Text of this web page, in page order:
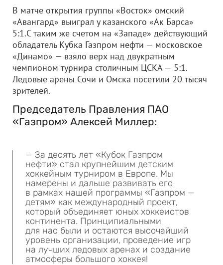
В матче открытия группы «Восток» омский
«Авангард» выиграл у казанского «Ак Барса»
5:1.С таким же счетом на «Западе» действующий
обладатель Кубка Газпром нефти — московское
«Динамо» — взяло верх над двукратным
чемпионом турнира столичным ЦСКА — 5:1.
Ледовые арены Сочи и Омска посетили 20 тысяч
зрителей.
Председатель Правления ПАО
«Газпром» Алексей Миллер:
— За десять лет «Кубок Газпром
нефти» стал крупнейшим детским
хоккейным турниром в Европе. Мы
намерены и дальше развивать его
в рамках нашей программы «Газпром —
детям» как международный проект,
который объединяет юных хоккеистов
континента. Принципиальными
для нас были и остаются высочайший
уровень организации, проведение игр
на лучших ледовых аренах и создание
атмосферы большого хоккея!